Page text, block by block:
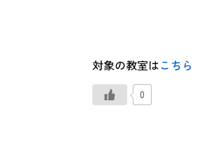
対象の教室はこちら
0